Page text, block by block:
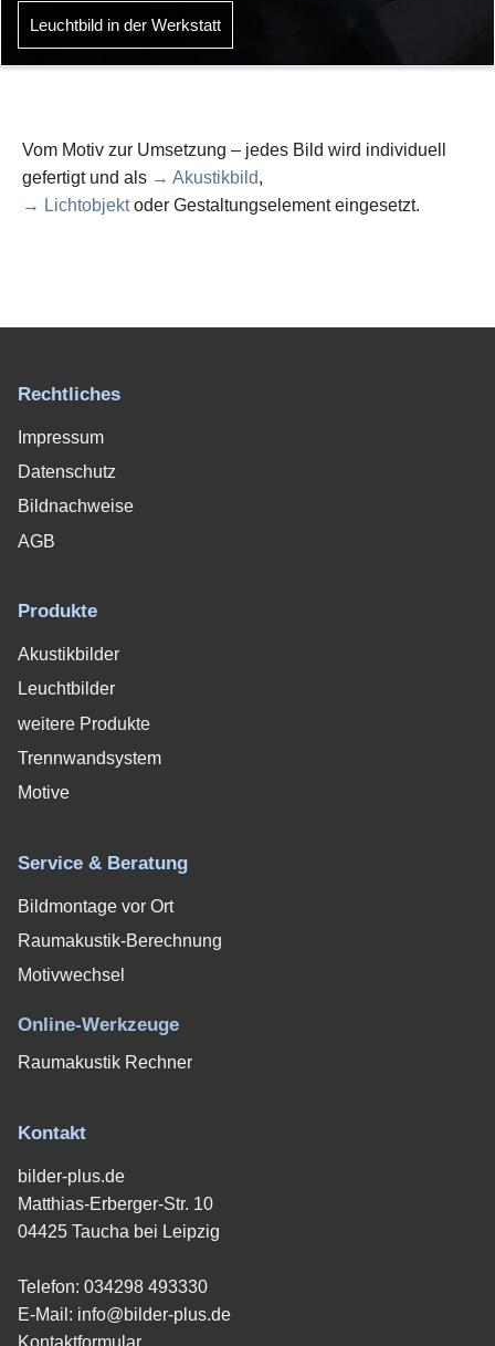
Leuchtbild in der Werkstatt
Vom Motiv zur Umsetzung – jedes Bild wird individuell
gefertigt und als → Akustikbild,
→ Lichtobjektoder Gestaltungselement eingesetzt.
Rechtliches
Impressum
Datenschutz
Bildnachweise
AGB
Produkte
Akustikbilder
Leuchtbilder
weitere Produkte
Trennwandsystem
Motive
Service & Beratung
Bildmontage vor Ort
Raumakustik-Berechnung
Motivwechsel
Online-Werkzeuge
Raumakustik Rechner
Kontakt
bilder-plus.de
Matthias-Erberger-Str. 10
04425 Taucha bei Leipzig
Telefon: 034298 493330
E-Mail: info@bilder-plus.de
Kontaktformular